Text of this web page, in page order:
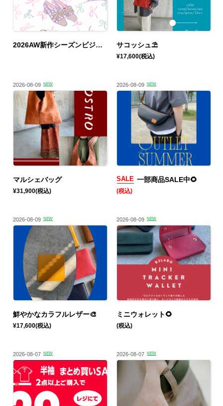
2026AW新作シーズンビジュアル公開！ サコッシュ⛱️
¥17,600(税込)
2026-08-09 NEW
マルシェバッグ
¥31,900(税込)
2026-08-09 NEW
SALE 一部商品SALE中🌻
(税込)
2026-08-09 NEW
鮮やかなカラフルレザー🎨
¥17,600(税込)
2026-08-09 NEW
ミニウォレット🌻
(税込)
2026-08-07 NEW 2026-08-07 NEW